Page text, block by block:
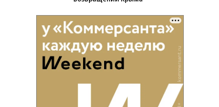
Зеленский неожиданно высказался о
возвращении Крыма